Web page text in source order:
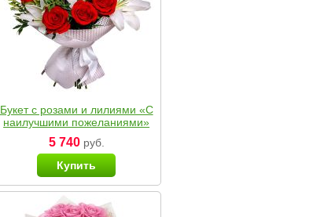
Букет с розами и лилиями «С
наилучшими пожеланиями»
5 740руб.
Купить